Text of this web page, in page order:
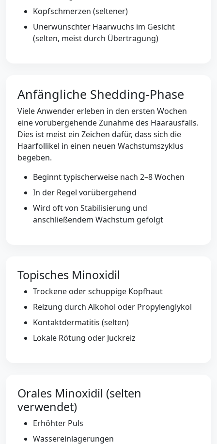
Kopfschmerzen (seltener)
Unerwünschter Haarwuchs im Gesicht
(selten, meist durch Übertragung)
Anfängliche Shedding-Phase
Viele Anwender erleben in den ersten Wochen
eine vorübergehende Zunahme des Haarausfalls.
Dies ist meist ein Zeichen dafür, dass sich die
Haarfollikel in einen neuen Wachstumszyklus
begeben.
Beginnt typischerweise nach 2–8 Wochen
In der Regel vorübergehend
Wird oft von Stabilisierung und
anschließendem Wachstum gefolgt
Topisches Minoxidil
Trockene oder schuppige Kopfhaut
Reizung durch Alkohol oder Propylenglykol
Kontaktdermatitis (selten)
Lokale Rötung oder Juckreiz
Orales Minoxidil (selten
verwendet)
Erhöhter Puls
Wassereinlagerungen